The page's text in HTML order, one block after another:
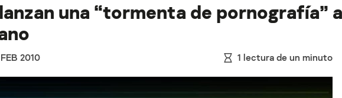
una “tormenta de pornografía”
FEB 2010 1 lectura de un minuto